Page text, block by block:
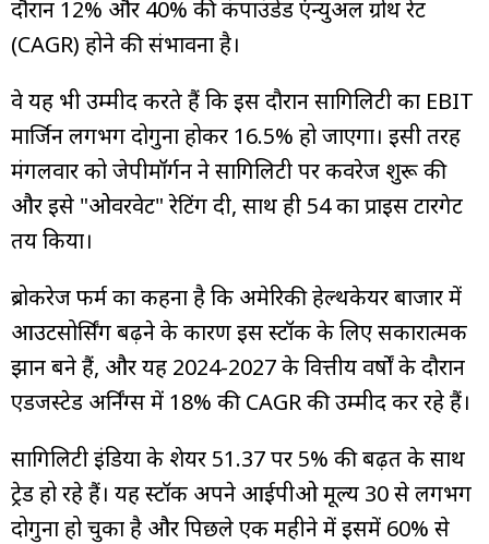
दौरान 12% और 40% की कंपाउंडेड एंन्युअल ग्रोथ रेट
(CAGR) होने की संभावना है।
वे यह भी उम्मीद करते हैं कि इस दौरान सागिलिटी का EBIT
मार्जिन लगभग दोगुना होकर 16.5% हो जाएगा। इसी तरह
मंगलवार को जेपीमॉर्गन ने सागिलिटी पर कवरेज शुरू की
और इसे "ओवरवेट" रेटिंग दी, साथ ही ₹54 का प्राइस टारगेट
तय किया।
ब्रोकरेज फर्म का कहना है कि अमेरिकी हेल्थकेयर बाजार में
आउटसोर्सिंग बढ़ने के कारण इस स्टॉक के लिए सकारात्मक
रुझान बने हैं, और यह 2024-2027 के वित्तीय वर्षों के दौरान
एडजस्टेड अर्निंग्स में 18% की CAGR की उम्मीद कर रहे हैं।
सागिलिटी इंडिया के शेयर ₹51.37 पर 5% की बढ़त के साथ
ट्रेड हो रहे हैं। यह स्टॉक अपने आईपीओ मूल्य ₹30 से लगभग
दोगुना हो चुका है और पिछले एक महीने में इसमें 60% से